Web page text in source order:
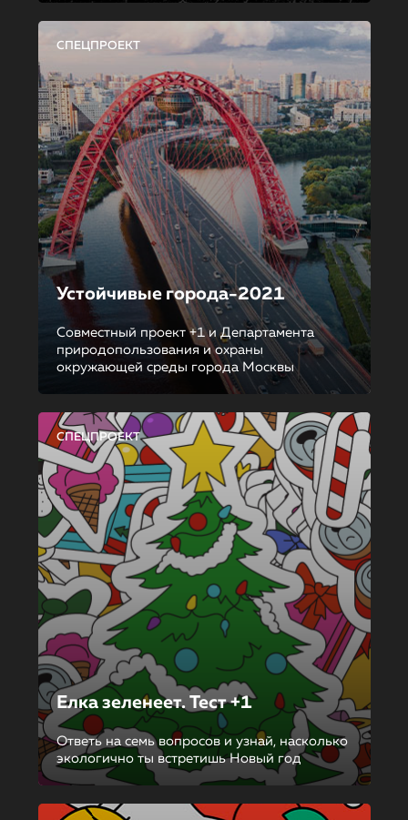
СПЕЦПРОЕКТ
Устойчивые города-2021
Совместный проект +1 и Департамента
природопользования и охраны
окружающей среды города Москвы
СПЕЦПРОЕКТ
Елка зеленеет. Тест +1
Ответь на семь вопросов и узнай, насколько
экологично ты встретишь Новый год